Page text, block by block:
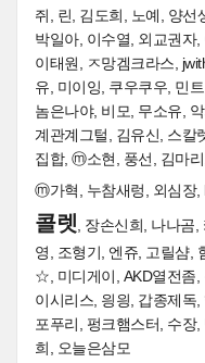
쥐, 린, 김도희, 노예, 양선
박일아, 이수열, 외교권자
이태원, ㅈ망겜크라스,
유, 미이잉, 쿠우쿠우, 민
놈은나야, 비모, 무소유,
계관계그털, 김유신, 스칼
집합, ⓜ소현, 풍선, 김마
ⓜ가혁, 누참새렁, 외심장,
콜렛 , 장손신희, 나나
영, 조형기, 엔쥬, 고릴샴,
☆, 미디게이, AKD열전좀,
이시리스, 읭읭, 갑종제독
포푸리, 펑크햄스터, 수
희, 오늘은삼모